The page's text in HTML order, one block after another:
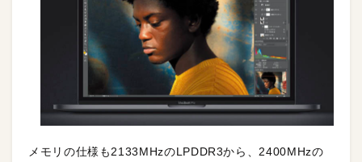
メモリの仕様も2133MHzのLPDDR3から、2400MHzの